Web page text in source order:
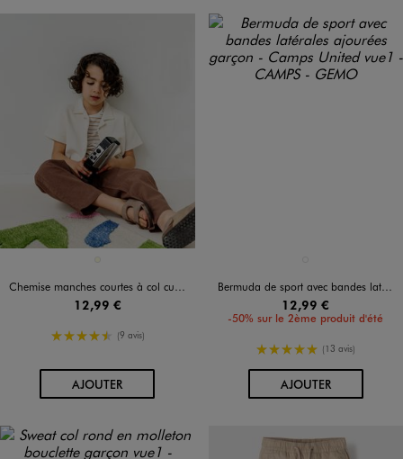
Chemise manches courtes à col cubain en coton texturé garçon
12,99 €
4.5/5 de moyenne
(9 avis)
AJOUTERAU PANIER
Bermuda de sport avec bandes latérales ajourées garçon - Camps United
12,99 €
-50% sur le 2ème produit d'été
5/5 de moyenne
(13 avis)
AJOUTERAU PANIER